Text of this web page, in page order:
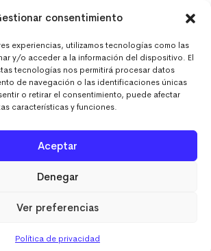
consentimiento
experiencias, utilizamos tecnologías como las
y/o acceder a la información del dispositivo. El
tecnologías nos permitirá procesar datos
de navegación o las identificaciones únicas
o retirar el consentimiento, puede afectar
características y funciones.
Aceptar
Denegar
Ver preferencias
Política de privacidad
© 2023. Todos los derechos